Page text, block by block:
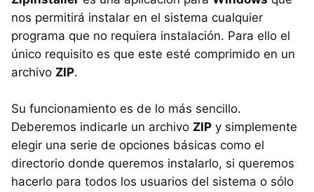
nos permitirá instalar en el sistema cualquier
programa que no requiera instalación. Para ello el
único requisito es que este esté comprimido en un
archivo ZIP.
Su funcionamiento es de lo más sencillo.
Deberemos indicarle un archivo ZIP y simplemente
elegir una serie de opciones básicas como el
directorio donde queremos instalarlo, si queremos
hacerlo para todos los usuarios del sistema o sólo